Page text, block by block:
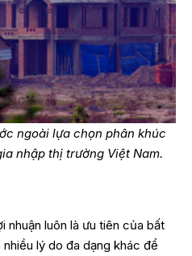
ngoài lựa chọn phân khúc
nhập thị trường Việt Nam.
nhuận luôn là ưu tiên của bất
lý do đa dạng khác để